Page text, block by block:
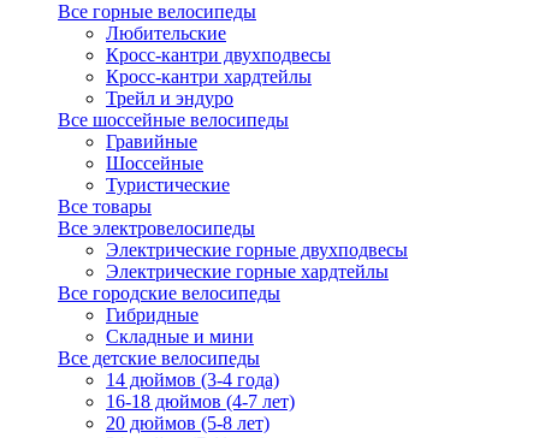
Все горные велосипеды
Любительские
Кросс-кантри двухподвесы
Кросс-кантри хардтейлы
Трейл и эндуро
Все шоссейные велосипеды
Гравийные
Шоссейные
Туристические
Все товары
Все электровелосипеды
Электрические горные двухподвесы
Электрические горные хардтейлы
Все городские велосипеды
Гибридные
Складные и мини
Все детские велосипеды
14 дюймов (3-4 года)
16-18 дюймов (4-7 лет)
20 дюймов (5-8 лет)